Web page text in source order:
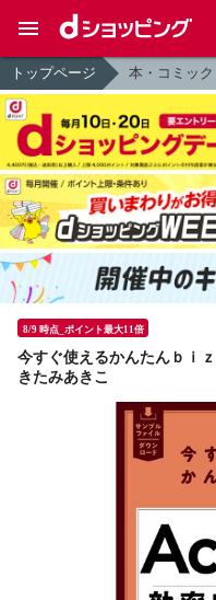
トップページ 本・コミック
8/9 時点_ポイント最大11倍
今すぐ使えるかんたんｂｉ
きたみあきこ